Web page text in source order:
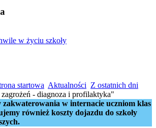
w życiu szkoły
startowa Aktualności Z ostatnich dni
zagrożeń - diagnoza i profilaktyka"
zakwaterowania w internacie uczniom klas
również koszty dojazdu do szkoły